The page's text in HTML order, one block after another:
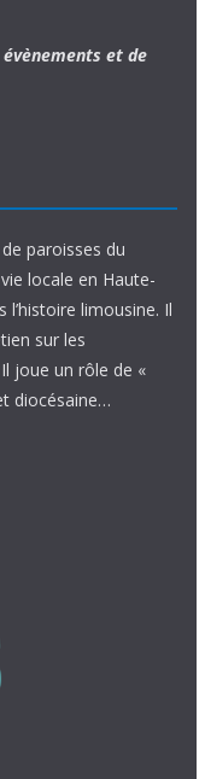
évènements et de
paroisses du
locale en Haute-
l’histoire limousine. Il
sur les
joue un rôle de «
diocésaine…